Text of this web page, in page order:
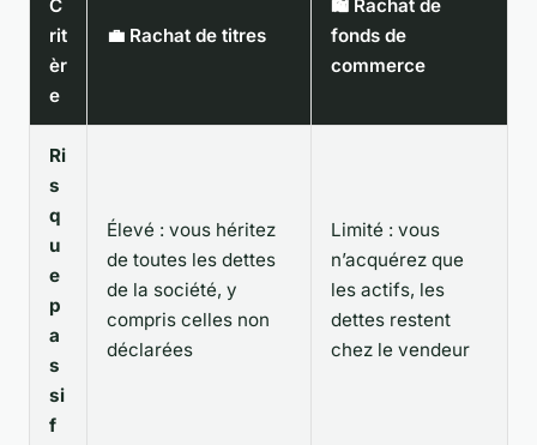
C
rit
èr
e
💼 Rachat de titres
🛍️ Rachat de
fonds de
commerce
Ri
s
q
u
e
p
a
s
si
f
Élevé : vous héritez
de toutes les dettes
de la société, y
compris celles non
déclarées
Limité : vous
n’acquérez que
les actifs, les
dettes restent
chez le vendeur